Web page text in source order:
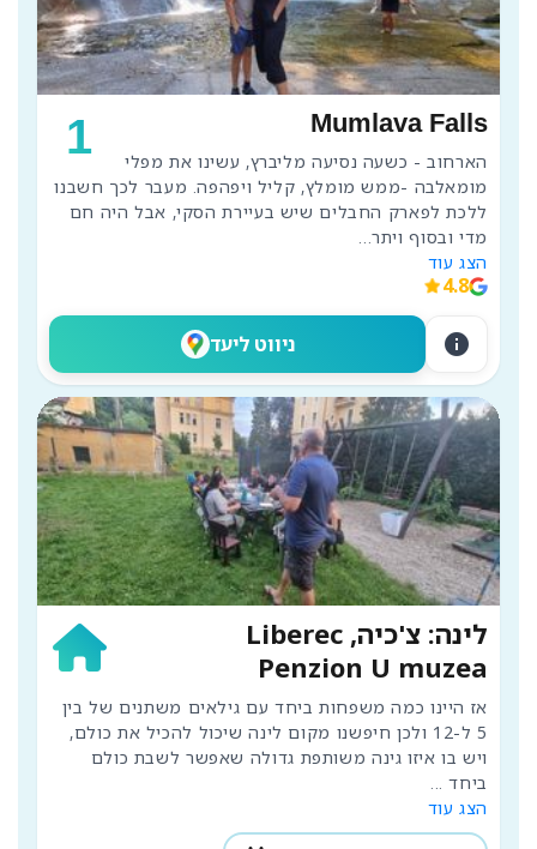
1 Mumlava Falls
הארחוב - כשעה נסיעה מליברץ, עשינו את מפלי
מומאלבה -ממש מומלץ, קליל ויפהפה. מעבר לכך חשבנו
מדי ובסוף ויתר...
הצג עוד
4.8
ניווט ליעד info
לינה: צ'כיה, Liberec
Penzion U muzea
ביחד
הצג עוד